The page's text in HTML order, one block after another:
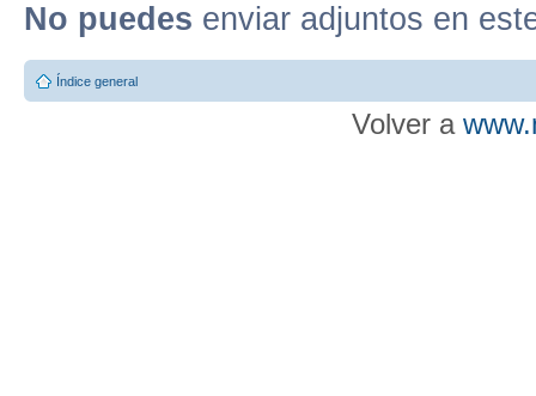
No puedes enviar adjuntos en
Índice general
Volver a